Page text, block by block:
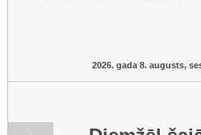
2026. gada 8. augusts,